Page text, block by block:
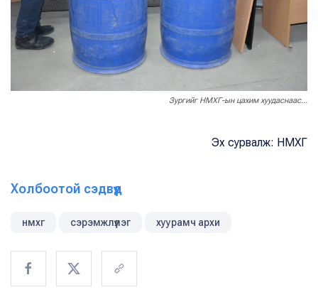
Зургийг НМХГ-ын цахим хуудаснаас...
Эх сурвалж: НМХГ
Холбоотой сэдвүүд
нмхг сэрэмжлүүлэг хуурамч архи